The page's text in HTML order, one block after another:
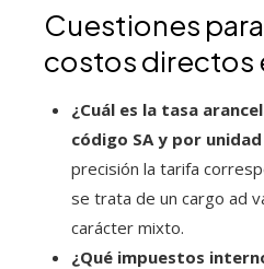
Cuestiones
costos directos
¿Cuál es la tasa
código SA y por
precisión la tarifa
se trata de un cargo ad
carácter mixto.
¿Qué impuestos